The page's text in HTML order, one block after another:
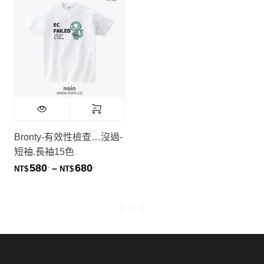
Bronty-有效性檢查…沒過-
短袖.長袖15色
NT$580 – NT$680價格範圍：NT$580. 到 NT$680.